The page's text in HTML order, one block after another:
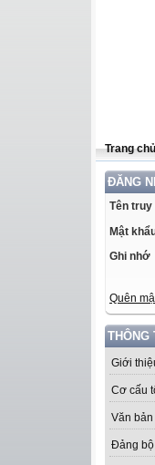
Trang chủ
ĐĂNG
Tên truy
Mật
Ghi nhớ
Quên
THÔNG
Giới
Cơ cấu
Văn
Đảng